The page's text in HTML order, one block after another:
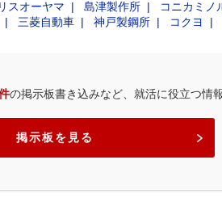
スオーヤマ 島津製作所 コニカミノ
三菱自動車 神戸製鋼所 コクヨ
の掲示板書き込みなど、就活に役立つ情
掲示板を見る